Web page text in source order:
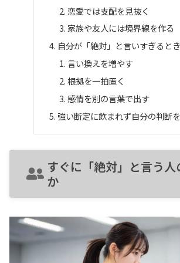
恋愛では支配を見抜く
家族や友人には境界線を作る
自分が「絶対」と言いすぎると
言い換えを増やす
根拠を一拍置く
感情を別の言葉で出す
強い断定に飲まれず自分の判断
すぐに「絶対」と言う
か